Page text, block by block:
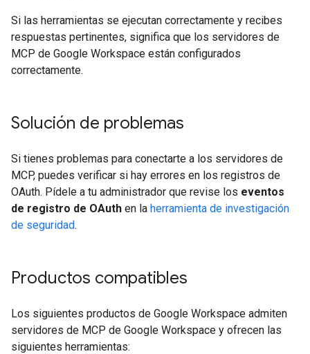
Si las herramientas se ejecutan correctamente y recibes
respuestas pertinentes, significa que los servidores de
MCP de Google Workspace están configurados
correctamente.
Solución de problemas
Si tienes problemas para conectarte a los servidores de
MCP, puedes verificar si hay errores en los registros de
OAuth. Pídele a tu administrador que revise los eventos
de registro de OAuth en la herramienta de investigación
de seguridad.
Productos compatibles
Los siguientes productos de Google Workspace admiten
servidores de MCP de Google Workspace y ofrecen las
siguientes herramientas: